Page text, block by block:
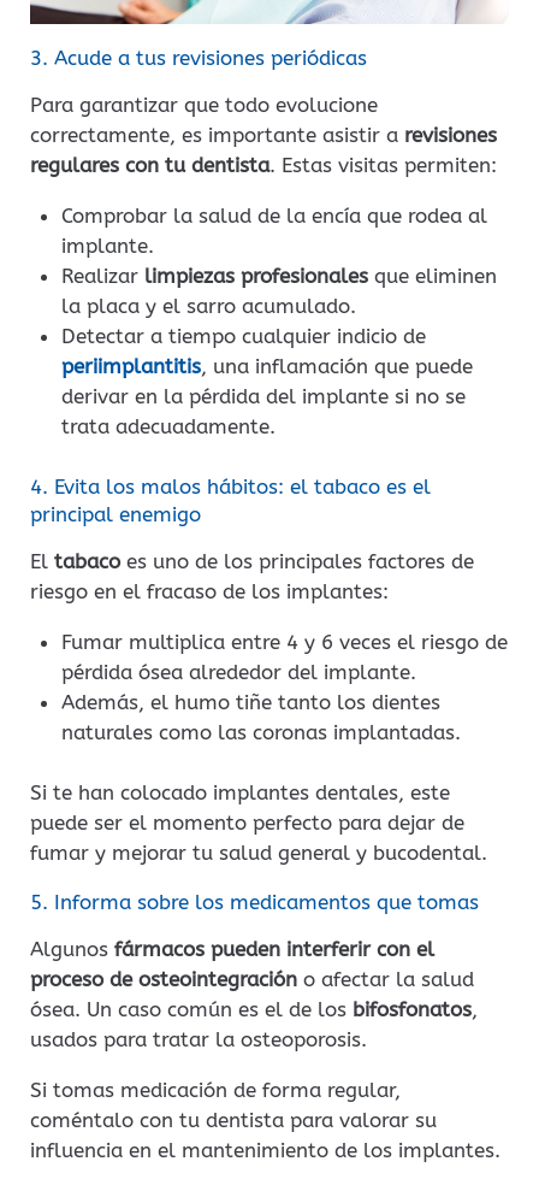
3. Acude a tus revisiones periódicas
Para garantizar que todo evolucione
correctamente, es importante asistir a revisiones
regulares con tu dentista. Estas visitas permiten:
Comprobar la salud de la encía que rodea al
implante.
Realizar limpiezas profesionalesque eliminen
la placa y el sarro acumulado.
Detectar a tiempo cualquier indicio de
periimplantitis, una inflamación que puede
derivar en la pérdida del implante si no se
trata adecuadamente.
4. Evita los malos hábitos: el tabaco es el
principal enemigo
El tabacoes uno de los principales factores de
riesgo en el fracaso de los implantes:
Fumar multiplica entre 4 y 6 veces el riesgo de
pérdida ósea alrededor del implante.
Además, el humo tiñe tanto los dientes
naturales como las coronas implantadas.
Si te han colocado implantes dentales, este
puede ser el momento perfecto para dejar de
fumar y mejorar tu salud general y bucodental.
5. Informa sobre los medicamentos que tomas
Algunos fármacos pueden interferir con el
proceso de osteointegración o afectar la salud
ósea. Un caso común es el de los bifosfonatos,
usados para tratar la osteoporosis.
Si tomas medicación de forma regular,
coméntalo con tu dentista para valorar su
influencia en el mantenimiento de los implantes.